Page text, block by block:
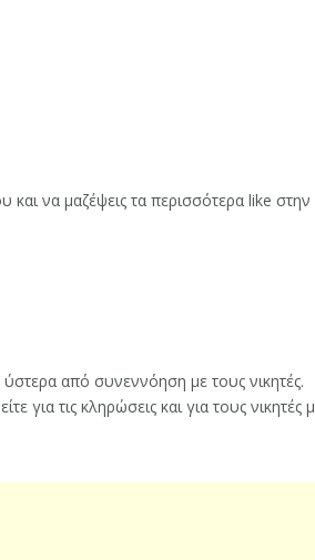
να μαζέψεις τα περισσότερα like
από συνεννόηση με τους νικητές.
για τις κληρώσεις και για τους